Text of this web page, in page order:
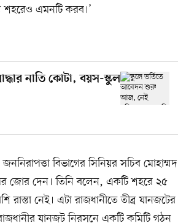
শহরেও এমনটি করব।’
নাতি কোটা, বয়স-স্কুল
জননিরাপত্তা বিভাগের সিনিয়র সচিব মোহাম্মদ
দেন। তিনি বলেন, একটি শহরে ২৫
রাস্তা নেই। এটা রাজধানীতে তীব্র যানজটের
যানজট নিরসনে একটি কমিটি গঠন